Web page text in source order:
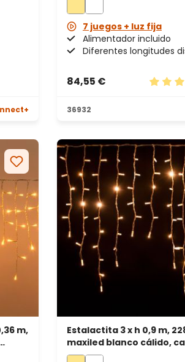
7 juegos + luz fija
Alimentador incluido
Diferentes longitudes
84,55 €
36932
m,
Estalactita 3 x h 0,9 m,
maxiled blanco cálido,
blanco, prolongable, IP67